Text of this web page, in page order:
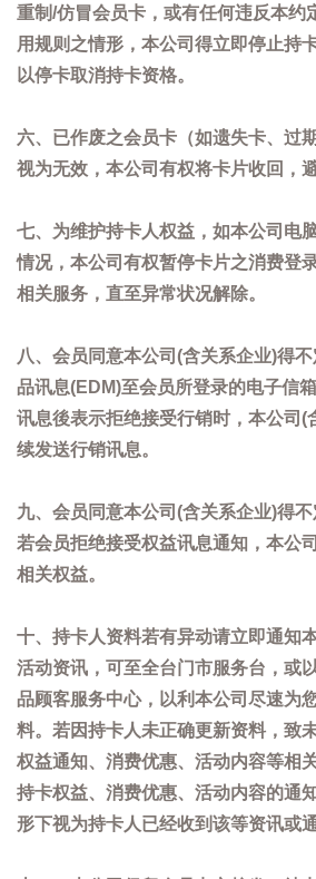
重制/仿冒会员卡，或有任何违反本约
用规则之情形，本公司得立即停止持
以停卡取消持卡资格。
六、已作废之会员卡（如遗失卡、过
视为无效，本公司有权将卡片收回，
七、为维护持卡人权益，如本公司电
情况，本公司有权暂停卡片之消费登
相关服务，直至异常状况解除。
八、会员同意本公司(含关系企业)得
品讯息(EDM)至会员所登录的电子信
讯息後表示拒绝接受行销时，本公司(
续发送行销讯息。
九、会员同意本公司(含关系企业)得不
若会员拒绝接受权益讯息通知，本公
相关权益。
十、持卡人资料若有异动请立即通知
活动资讯，可至全台门市服务台，或
品顾客服务中心，以利本公司尽速为
料。若因持卡人未正确更新资料，致
权益通知、消费优惠、活动内容等相
持卡权益、消费优惠、活动内容的通
形下视为持卡人已经收到该等资讯或通